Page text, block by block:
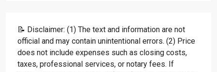
📝 Disclaimer: (1) The text and information are not
official and may contain unintentional errors. (2) Price
does not include expenses such as closing costs,
taxes, professional services, or notary fees. If